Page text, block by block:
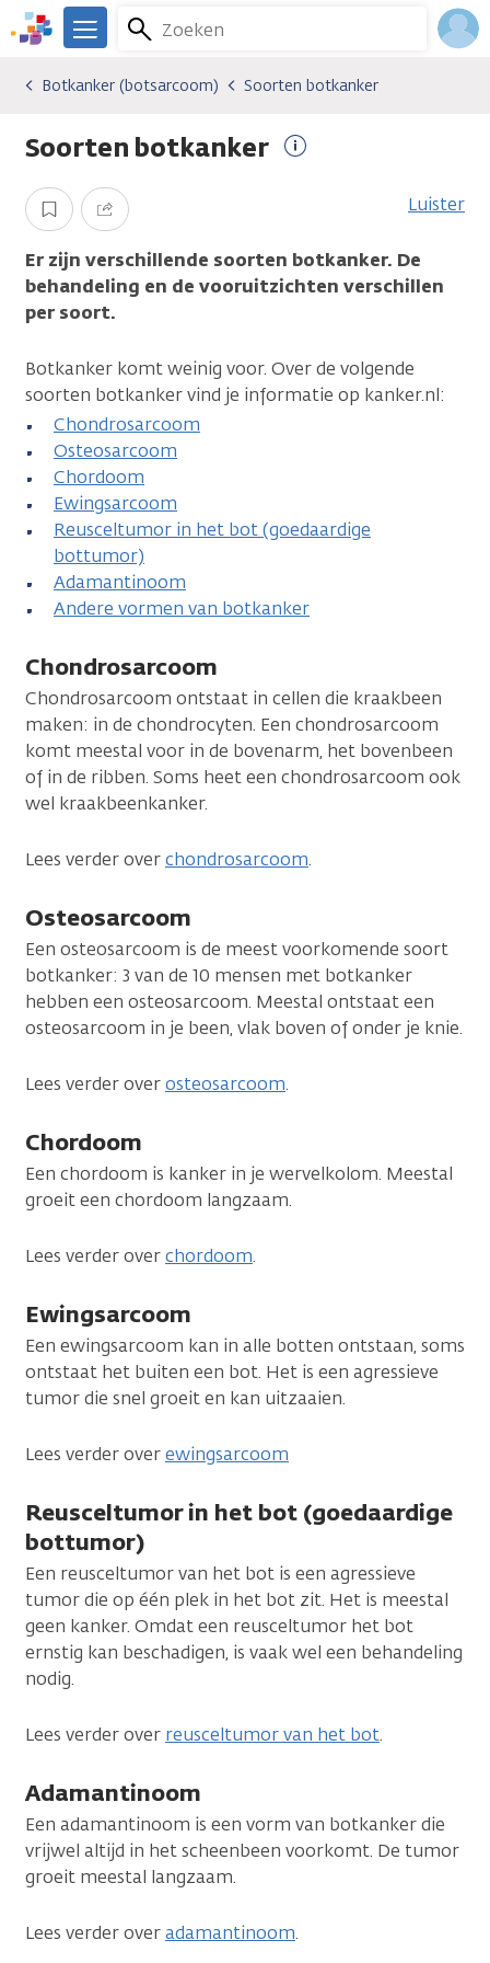
Overslaan
en
gaan
We
er
je.
Zoeken
Menu
Kankersoorten
Botkanker (botsarcoom)
Soorten botkanker
Botkanker (botsarcoom) Soorten botkanker
Soorten botkanker
Opslaan Delen Luister
Er zijn verschillende soorten botkanker. De
behandeling en de vooruitzichten verschillen
per soort.
Botkanker komt weinig voor. Over de volgende
soorten botkanker vind je informatie op kanker.nl:
Chondrosarcoom
Osteosarcoom
Chordoom
Ewingsarcoom
Reusceltumor in het bot (goedaardige
bottumor)
Adamantinoom
Andere vormen van botkanker
Chondrosarcoom
Chondrosarcoom ontstaat in cellen die kraakbeen
maken: in de chondrocyten. Een chondrosarcoom
komt meestal voor in de bovenarm, het bovenbeen
of in de ribben. Soms heet een chondrosarcoom ook
wel kraakbeenkanker.
Lees verder overchondrosarcoom.
Osteosarcoom
Een osteosarcoom is de meest voorkomende soort
botkanker: 3 van de 10 mensen met botkanker
hebben een osteosarcoom. Meestal ontstaat een
osteosarcoom in je been, vlak boven of onder je knie.
Lees verder overosteosarcoom.
Chordoom
Een chordoom is kanker in je wervelkolom. Meestal
groeit een chordoom langzaam.
Lees verder overchordoom.
Ewingsarcoom
Een ewingsarcoom kan in alle botten ontstaan, soms
ontstaat het buiten een bot. Het is een agressieve
tumor die snel groeit en kan uitzaaien.
Lees verder overewingsarcoom
Reusceltumor in het bot (goedaardige
bottumor)
Een reusceltumor van het bot is een agressieve
tumor die op één plek in het bot zit. Het is meestal
geen kanker. Omdat een reusceltumor het bot
ernstig kan beschadigen, is vaak wel een behandeling
nodig.
Lees verder over reusceltumor van het bot.
Adamantinoom
Een adamantinoom is een vorm van botkanker die
vrijwel altijd in het scheenbeen voorkomt. De tumor
groeit meestal langzaam.
Lees verder overadamantinoom.